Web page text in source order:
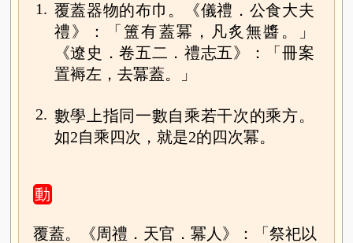
1. 覆蓋器物的布巾。《儀禮．公食大夫
禮》：「簠有蓋冪，凡炙無醬。」
《遼史．卷五二．禮志五》：「冊案
置褥左，去冪蓋。」
2. 數學上指同一數自乘若干次的乘方。
如2自乘四次，就是2的四次冪。
動
覆蓋。《周禮．天官．冪人》：「祭祀以